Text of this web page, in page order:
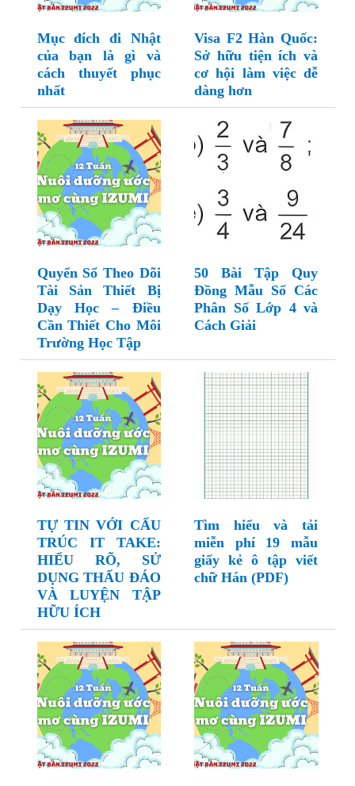
Mục đích đi Nhật
của bạn là gì và
cách thuyết phục
nhất
Visa F2 Hàn Quốc:
Sở hữu tiện ích và
cơ hội làm việc dễ
dàng hơn
Quyển Sổ Theo Dõi
Tài Sản Thiết Bị
Dạy Học – Điều
Cần Thiết Cho Môi
Trường Học Tập
50 Bài Tập Quy
Đồng Mẫu Số Các
Phân Số Lớp 4 và
Cách Giải
TỰ TIN VỚI CẤU
TRÚC IT TAKE:
HIỂU RÕ, SỬ
DỤNG THẤU ĐÁO
VÀ LUYỆN TẬP
HỮU ÍCH
Tìm hiểu và tải
miễn phí 19 mẫu
giấy kẻ ô tập viết
chữ Hán (PDF)